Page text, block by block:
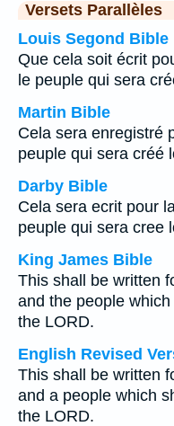
Versets Parallèles
Louis Segond Bible
Que cela soit écrit
le peuple qui sera
Martin Bible
Cela sera enregistré
peuple qui sera créé
Darby Bible
Cela sera ecrit pour
peuple qui sera cree
King James Bible
This shall be written
and the people
the LORD.
English Revised
This shall be written
and a people which
the LORD.